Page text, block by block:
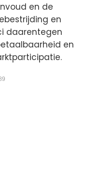
en de
en
daarentegen
en